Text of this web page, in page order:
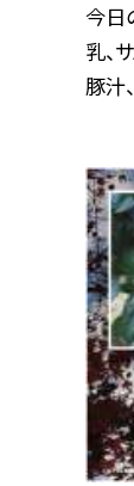
今日
乳、
豚汁